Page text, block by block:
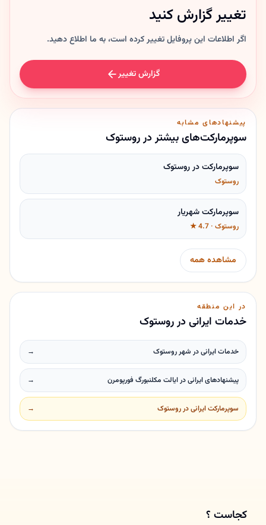
تغییر گزارش کنید
اگر اطلاعات این پروفایل تغییر کرده است، به ما اطلاع دهید.
گزارش تغییر
پیشنهادهای مشابه
سوپرمارکت‌های بیشتر در روستوک
سوپرمارکت در روستوک
روستوک
سوپرمارکت شهریار
روستوک · 4.7 ★
مشاهده همه
در این منطقه
خدمات ایرانی در روستوک
خدمات ایرانی در شهر روستوک →
پیشنهادهای ایرانی در ایالت مکلنبورگ فورپومرن →
سوپرمارکت ایرانی در روستوک →
کجاست ؟